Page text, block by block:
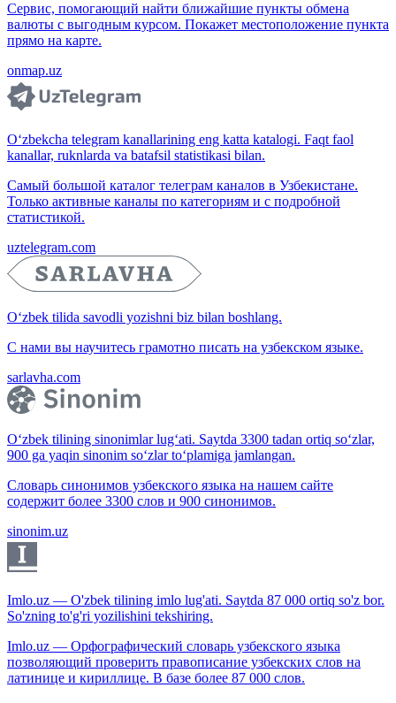
Сервис, помогающий найти ближайшие пункты обмена
валюты с выгодным курсом. Покажет местоположение пункта
прямо на карте.
onmap.uz
O‘zbekcha telegram kanallarining eng katta katalogi. Faqt faol
kanallar, ruknlarda va batafsil statistikasi bilan.
Самый большой каталог телеграм каналов в Узбекистане.
Только активные каналы по категориям и с подробной
статистикой.
uztelegram.com
O‘zbek tilida savodli yozishni biz bilan boshlang.
С нами вы научитесь грамотно писать на узбекском языке.
sarlavha.com
O‘zbek tilining sinonimlar lug‘ati. Saytda 3300 tadan ortiq so‘zlar,
900 ga yaqin sinonim so‘zlar to‘plamiga jamlangan.
Словарь синонимов узбекского языка на нашем сайте
содержит более 3300 слов и 900 синонимов.
sinonim.uz
Imlo.uz — O'zbek tilining imlo lug'ati. Saytda 87 000 ortiq so'z bor.
So'zning to'g'ri yozilishini tekshiring.
Imlo.uz — Орфографический словарь узбекского языка
позволяющий проверить правописание узбекских слов на
латинице и кириллице. В базе более 87 000 слов.